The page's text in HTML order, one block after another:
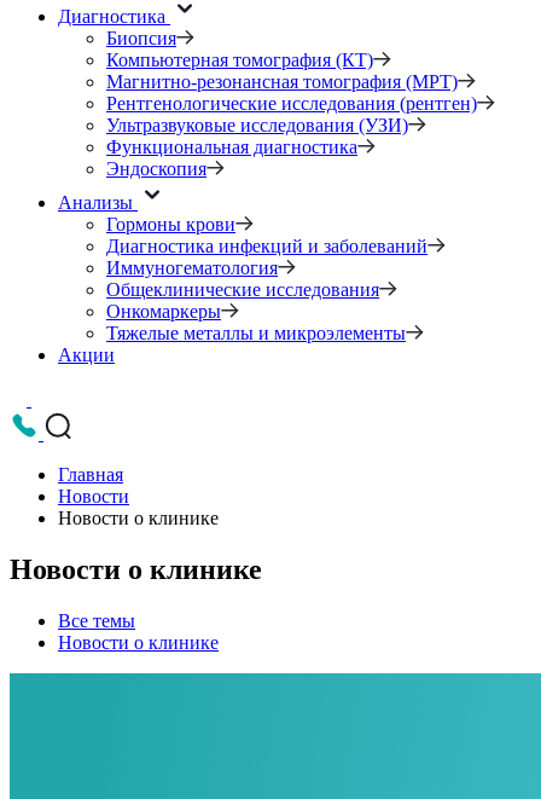
Диагностика
Биопсия
Компьютерная томография (КТ)
Магнитно-резонансная томография (МРТ)
Рентгенологические исследования (рентген)
Ультразвуковые исследования (УЗИ)
Функциональная диагностика
Эндоскопия
Анализы
Гормоны крови
Диагностика инфекций и заболеваний
Иммуногематология
Общеклинические исследования
Онкомаркеры
Тяжелые металлы и микроэлементы
Акции
Главная
Новости
Новости о клинике
Новости о клинике
Все темы
Новости о клинике